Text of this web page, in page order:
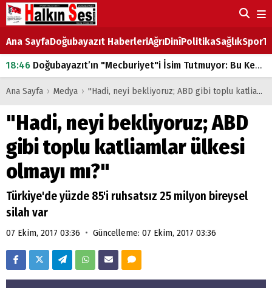
Ana SayfaDoğubayazıt HaberleriAğrıDinîPolitikaSağlıkSpor
18:46 Doğubayazıt’ın "Mecburiyet"i İsim Tutmuyor: Bu Kez de Mem u Zîn Oldu!
07:53Doğubayazıt’ta Ekmek Fiyatlarına Zam
Doğubayazıt'ta çocukların sırtındaki ağır yük
07:00
DEVLET ve HÜKÜMET
18:29ÇARŞI CADDESİ YAZ BOZ TAHTASI
Ana Sayfa › Medya › "Hadi, neyi bekliyoruz; ABD gibi toplu katliamlar ülkesi olmayı mı?"
"Hadi, neyi bekliyoruz; ABD
gibi toplu katliamlar ülkesi
olmayı mı?"
Türkiye'de yüzde 85'i ruhsatsız 25 milyon bireysel
silah var
07 Ekim, 2017 03:36 • Güncelleme: 07 Ekim, 2017 03:36